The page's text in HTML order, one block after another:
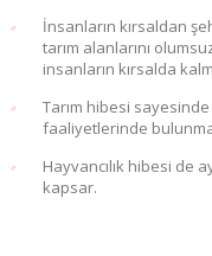
İnsanların kırsaldan
tarım alanlarını
insanların kırsalda
Tarım hibesi
faaliyetlerinde
Hayvancılık hibesi de
kapsar.